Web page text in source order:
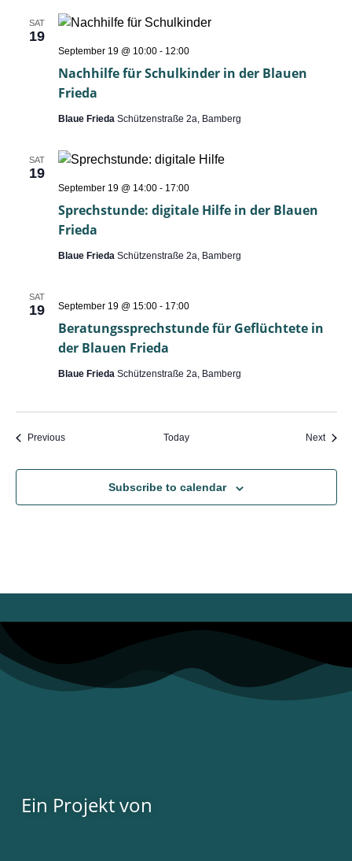
SAT
19
Nachhilfe für Schulkinder in der Blauen
Frieda
September 19 @ 10:00- 12:00
Schulkinder
Blauen
Frieda
Blaue Frieda Schützenstraße 2a, Bamberg
SAT
19
Sprechstunde: digitale Hilfe in der Blauen
Frieda
September 19 @ 14:00- 17:00
Hilfe
Blauen
Frieda
Blaue Frieda Schützenstraße 2a, Bamberg
SAT
19
Beratungssprechstunde für Geflüchtete in
der Blauen Frieda
September 19 @ 15:00- 17:00
Geflüchtete
Blauen
Frieda
Blaue Frieda Schützenstraße 2a, Bamberg
PreviousEvents Today Next
Subscribe to calendar
Ein Projekt von